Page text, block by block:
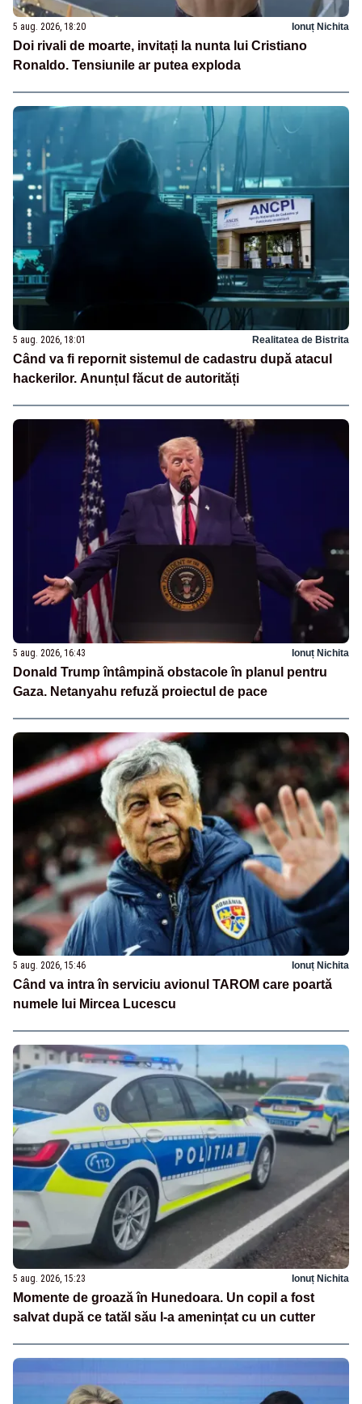
5 aug. 2026, 18:20 Ionuț Nichita
Doi rivali de moarte, invitați la nunta lui Cristiano
Ronaldo. Tensiunile ar putea exploda
5 aug. 2026, 18:01 Realitatea de Bistrita
Când va fi repornit sistemul de cadastru după atacul
hackerilor. Anunțul făcut de autorități
5 aug. 2026, 16:43 Ionuț Nichita
Donald Trump întâmpină obstacole în planul pentru
Gaza. Netanyahu refuză proiectul de pace
5 aug. 2026, 15:46 Ionuț Nichita
Când va intra în serviciu avionul TAROM care poartă
numele lui Mircea Lucescu
5 aug. 2026, 15:23 Ionuț Nichita
Momente de groază în Hunedoara. Un copil a fost
salvat după ce tatăl său l-a amenințat cu un cutter